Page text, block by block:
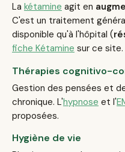
La kétamine agit en
C'est un traitement
disponible qu'à l'hôpital (
fiche Kétamine sur ce site.
Thérapies cognitivo-
Gestion des pensées et
chronique. L'hypnose et l'
proposées.
Hygiène de vie